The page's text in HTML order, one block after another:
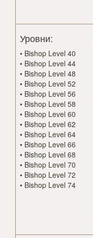
Уровни:
• Bishop Level 40
• Bishop Level 44
• Bishop Level 48
• Bishop Level 52
• Bishop Level 56
• Bishop Level 58
• Bishop Level 60
• Bishop Level 62
• Bishop Level 64
• Bishop Level 66
• Bishop Level 68
• Bishop Level 70
• Bishop Level 72
• Bishop Level 74